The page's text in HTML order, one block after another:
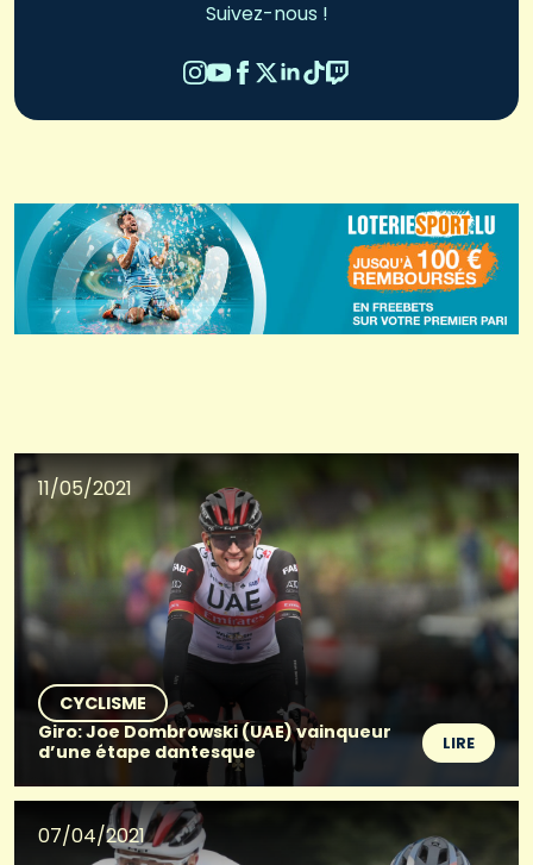
Suivez-nous !
11/05/2021
CYCLISME
Giro: Joe Dombrowski (UAE) vainqueur
d’une étape dantesque
LIRE
07/04/2021